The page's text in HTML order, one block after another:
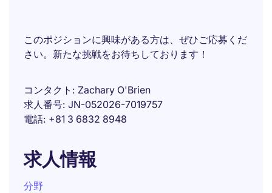
このポジションに興味がある方は、ぜひご応募くだ
さい。新たな挑戦をお待ちしております！
コンタクト
Zachary O'Brien
求人番号 JN-052026-7019757
電話 +81 3 6832 8948
求人情報
分野